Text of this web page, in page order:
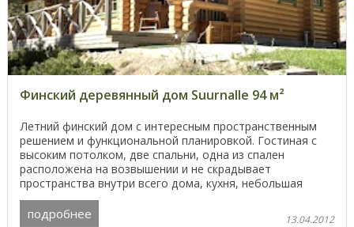
Финский деревянный дом Suurnalle 94 м²
Летний финский дом с интересным пространственным
решением и функциональной планировкой. Гостиная с
высоким потолком, две спальни, одна из спален
расположена на возвышении и не скрадывает
пространства внутри всего дома, кухня, небольшая
летняя ...
подробнее 13.04.2012